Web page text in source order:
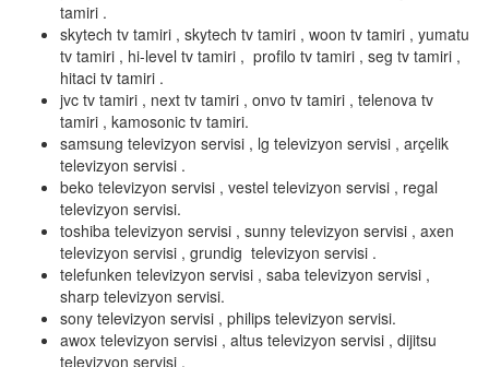
tamiri .
skytech tv tamiri , skytech tv tamiri , woon tv tamiri , yumatu
tv tamiri , hi-level tv tamiri , profilo tv tamiri , seg tv tamiri ,
hitaci tv tamiri .
jvc tv tamiri , next tv tamiri , onvo tv tamiri , telenova tv
tamiri , kamosonic tv tamiri.
samsung televizyon servisi , lg televizyon servisi , arçelik
televizyon servisi .
beko televizyon servisi , vestel televizyon servisi , regal
televizyon servisi.
toshiba televizyon servisi , sunny televizyon servisi , axen
televizyon servisi , grundig televizyon servisi .
telefunken televizyon servisi , saba televizyon servisi ,
sharp televizyon servisi.
sony televizyon servisi , philips televizyon servisi.
awox televizyon servisi , altus televizyon servisi , dijitsu
televizyon servisi .